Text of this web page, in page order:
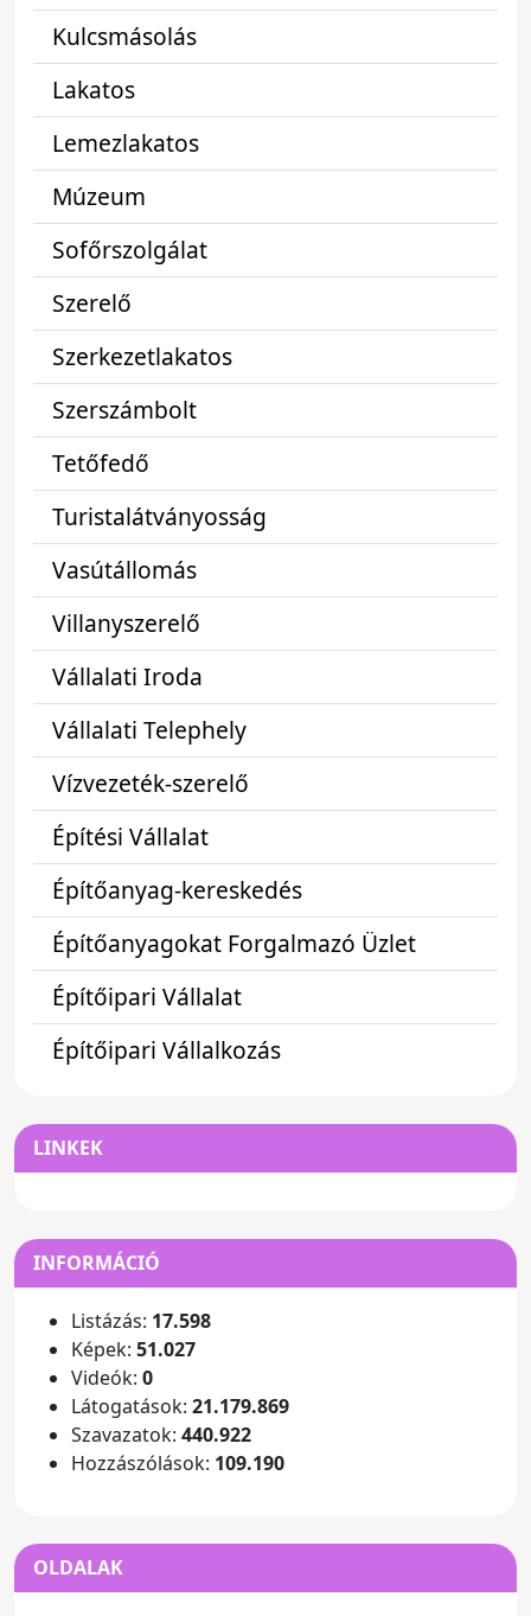
Kulcsmásolás
Lakatos
Lemezlakatos
Múzeum
Sofőrszolgálat
Szerelő
Szerkezetlakatos
Szerszámbolt
Tetőfedő
Turistalátványosság
Vasútállomás
Villanyszerelő
Vállalati Iroda
Vállalati Telephely
Vízvezeték-szerelő
Építési Vállalat
Építőanyag-kereskedés
Építőanyagokat Forgalmazó Üzlet
Építőipari Vállalat
Építőipari Vállalkozás
LINKEK
INFORMÁCIÓ
Listázás: 17.598
Képek: 51.027
Videók: 0
Látogatások: 21.179.869
Szavazatok: 440.922
Hozzászólások: 109.190
OLDALAK